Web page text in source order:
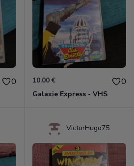
0 10.00 € 0
Galaxie Express - VHS
VictorHugo75